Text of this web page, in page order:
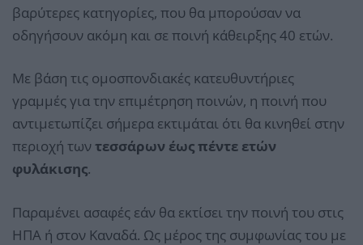
βαρύτερες κατηγορίες, που θα μπορούσαν να
οδηγήσουν ακόμη και σε ποινή κάθειρξης 40 ετών.
Με βάση τις ομοσπονδιακές κατευθυντήριες
γραμμές για την επιμέτρηση ποινών, η ποινή που
αντιμετωπίζει σήμερα εκτιμάται ότι θα κινηθεί στην
περιοχή τωντεσσάρων έως πέντε ετών
φυλάκισης.
Παραμένει ασαφές εάν θα εκτίσει την ποινή του στις
ΗΠΑ ή στον Καναδά. Ως μέρος της συμφωνίας του με